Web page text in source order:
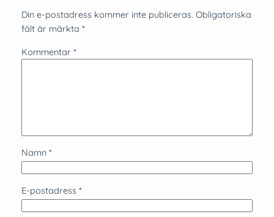
Din e-postadress kommer inte publiceras. Obligatoriska
fält är märkta *
Kommentar *
Namn *
E-postadress *